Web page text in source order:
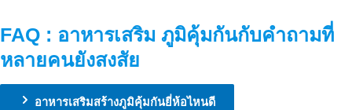
FAQ : อาหารเสริม ภูมิคุ้มกันกับคำถามที่
หลายคนยังสงสัย
อาหารเสริมสร้างภูมิคุ้มกันยี่ห้อไหนดี